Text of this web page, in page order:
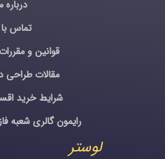
درباره
تماس با
قوانین و
مقالات طراحی
شرایط خرید
رایمون گالری
لوستر